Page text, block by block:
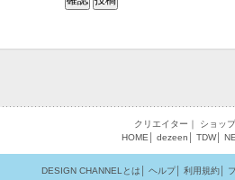
クリエイター
ショップ
HOME
dezeen TDW│
DESIGN CHANNELとは ヘルプ│ 利用規約│